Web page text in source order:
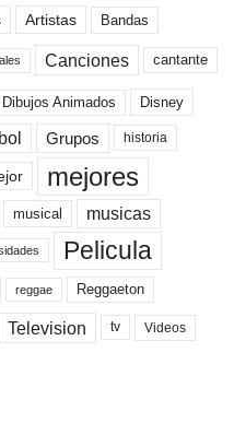
Artistas Bandas
Canciones cantante
Dibujos Animados Disney
Grupos historia
mejores
musical musicas
Pelicula
reggae Reggaeton
Television tv Videos